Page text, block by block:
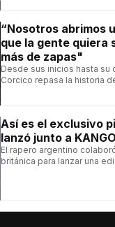
“Nosotros abrimos
que la gente quiera
más de zapas"
Desde sus inicios hasta su
Corcico repasa la historia
Así es el exclusivo
lanzó junto a
El rapero argentino
británica para lanzar una